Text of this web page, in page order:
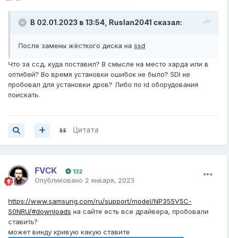
В 02.01.2023 в 13:54, Ruslan2041 сказал:
После замены жёсткого диска на ssd
Что за ссд, куда поставил? В смысле на место харда или в
оптибей? Во время установки ошибок не было? SDI не
пробовал для установки дров? Либо по id оборудования
поискать.
Цитата
FVCK 132
Опубликовано 2 января, 2023
https://www.samsung.com/ru/support/model/NP355V5C-
S0NRU/#downloads на сайте есть все драйвера, пробовали
ставить?
может винду кривую какую ставите